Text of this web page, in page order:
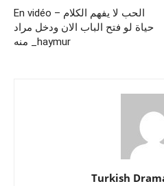
En vidéo – الحب لا يفهم الكلام
حياة لو فتح الباب الان ودخل مراد
منه _haymur